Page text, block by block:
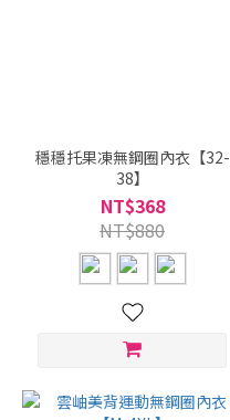
穩穩托果凍無鋼圈內衣【32-
38】
NT$368
NT$880